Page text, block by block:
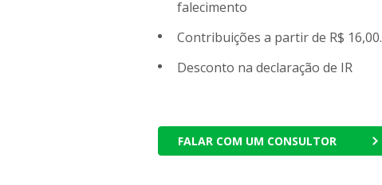
falecimento
Contribuições a partir de R$ 16,00.
Desconto na declaração de IR
FALAR COM UM CONSULTOR